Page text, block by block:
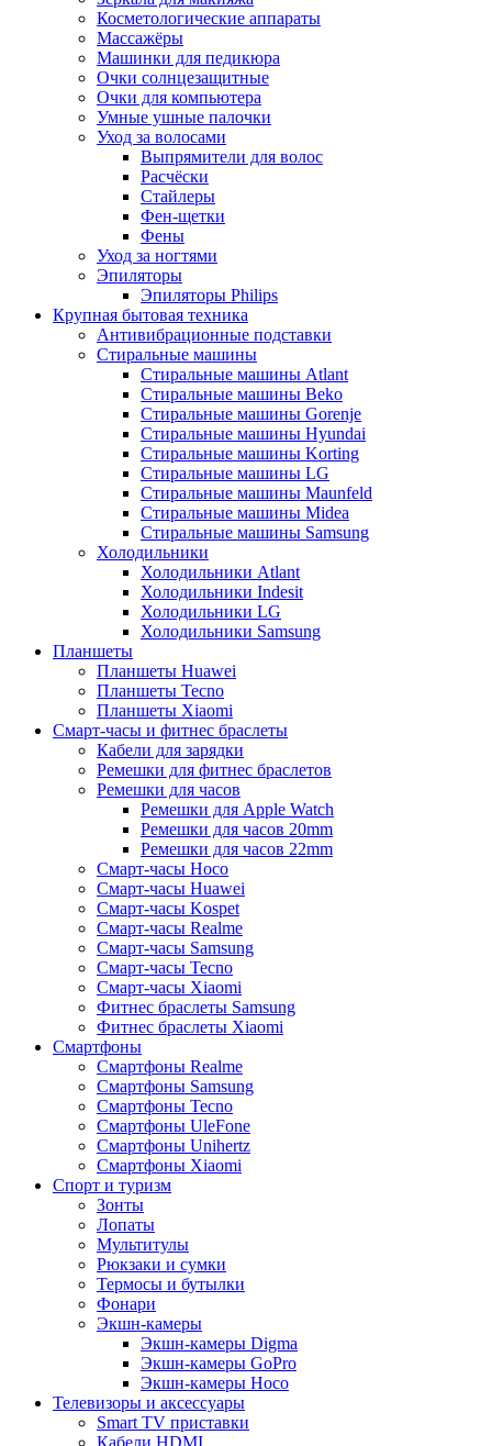
Косметологические аппараты
Массажёры
Машинки для педикюра
Очки cолнцезащитные
Очки для компьютера
Умные ушные палочки
Уход за волосами
Выпрямители для волос
Расчёски
Стайлеры
Фен-щетки
Фены
Уход за ногтями
Эпиляторы
Эпиляторы Philips
Крупная бытовая техника
Антивибрационные подставки
Стиральные машины
Стиральные машины Atlant
Стиральные машины Beko
Стиральные машины Gorenje
Стиральные машины Hyundai
Стиральные машины Korting
Стиральные машины LG
Стиральные машины Maunfeld
Стиральные машины Midea
Стиральные машины Samsung
Холодильники
Холодильники Atlant
Холодильники Indesit
Холодильники LG
Холодильники Samsung
Планшеты
Планшеты Huawei
Планшеты Tecno
Планшеты Xiaomi
Смарт-часы и фитнес браслеты
Кабели для зарядки
Ремешки для фитнес браслетов
Ремешки для часов
Ремешки для Apple Watch
Ремешки для часов 20mm
Ремешки для часов 22mm
Смарт-часы Hoco
Смарт-часы Huawei
Смарт-часы Kospet
Смарт-часы Realme
Смарт-часы Samsung
Смарт-часы Tecno
Смарт-часы Xiaomi
Фитнес браслеты Samsung
Фитнес браслеты Xiaomi
Смартфоны
Смартфоны Realme
Смартфоны Samsung
Смартфоны Tecno
Смартфоны UleFone
Смартфоны Unihertz
Смартфоны Xiaomi
Спорт и туризм
Зонты
Лопаты
Мультитулы
Рюкзаки и сумки
Термосы и бутылки
Фонари
Экшн-камеры
Экшн-камеры Digma
Экшн-камеры GoPro
Экшн-камеры Hoco
Телевизоры и аксессуары
Smart TV приставки